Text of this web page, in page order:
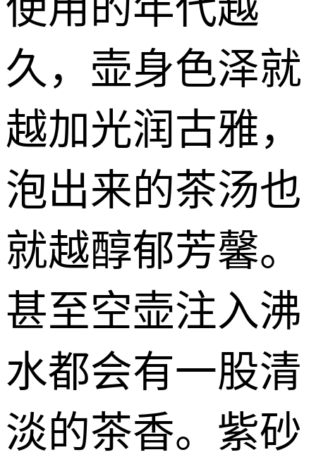
久，壶身色泽就
越加光润古雅，
泡出来的茶汤也
就越醇郁芳馨。
甚至空壶注入沸
水都会有一股清
淡的茶香。紫砂